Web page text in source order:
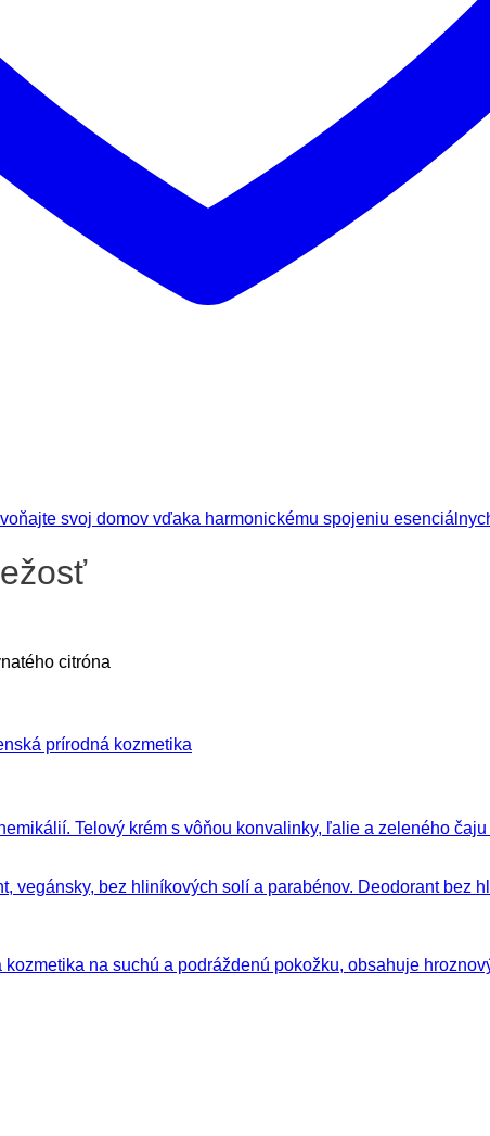
citróna
prírodná kozmetika